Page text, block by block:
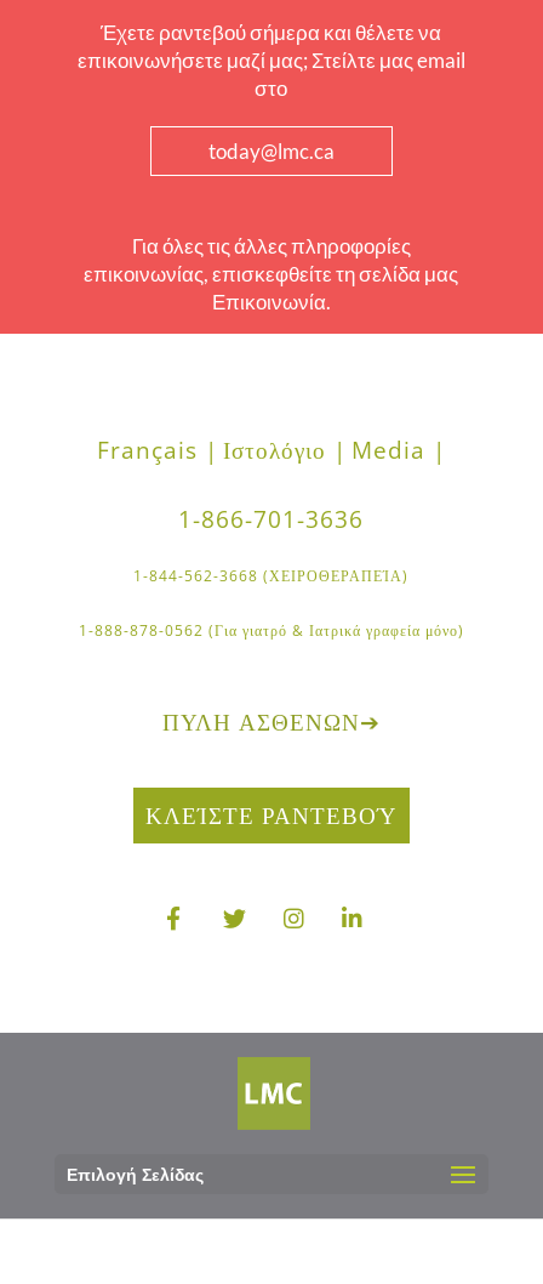
Έχετε ραντεβού σήμερα και θέλετε να
επικοινωνήσετε μαζί μας; Στείλτε μας email
στο
today@lmc.ca
Για όλες τις άλλες πληροφορίες
επικοινωνίας, επισκεφθείτε τη σελίδα μας
Επικοινωνία.
Français | Ιστολόγιο | Media |
1-866-701-3636
1-844-562-3668 (ΧΕΙΡΟΘΕΡΑΠΕΊΑ)
1-888-878-0562 (Για γιατρό & Ιατρικά γραφεία μόνο)
ΠΎΛΗ ΑΣΘΕΝΏΝ➔
ΚΛΕΊΣΤΕ ΡΑΝΤΕΒΟΎ
Επιλογή Σελίδας